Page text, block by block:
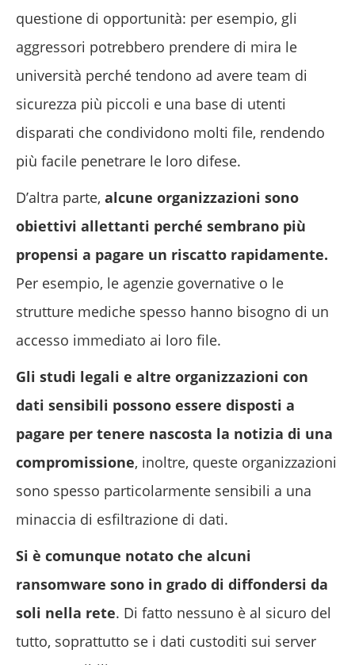
questione di opportunità: per esempio, gli
aggressori potrebbero prendere di mira le
università perché tendono ad avere team di
sicurezza più piccoli e una base di utenti
disparati che condividono molti file, rendendo
più facile penetrare le loro difese.
D’altra parte, alcune organizzazioni sono
obiettivi allettanti perché sembrano più
propensi a pagare un riscatto rapidamente.
Per esempio, le agenzie governative o le
strutture mediche spesso hanno bisogno di un
accesso immediato ai loro file.
Gli studi legali e altre organizzazioni con
dati sensibili possono essere disposti a
pagare per tenere nascosta la notizia di una
compromissione, inoltre, queste organizzazioni
sono spesso particolarmente sensibili a una
minaccia di esfiltrazione di dati.
Si è comunque notato che alcuni
ransomware sono in grado di diffondersi da
soli nella rete. Di fatto nessuno è al sicuro del
tutto, soprattutto se i dati custoditi sui server